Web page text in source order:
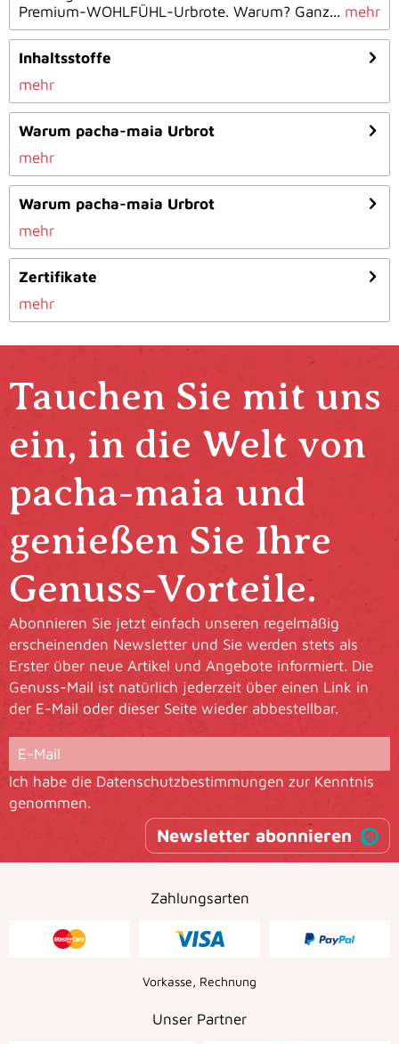
Premium-WOHLFÜHL-Urbrote. Warum? Ganz... mehr
Inhaltsstoffe
mehr
Warum pacha-maia Urbrot
mehr
Warum pacha-maia Urbrot
mehr
Zertifikate
mehr
Tauchen Sie mit uns
ein, in die Welt von
pacha-maia und
genießen Sie Ihre
Genuss-Vorteile.
Abonnieren Sie jetzt einfach unseren regelmäßig
erscheinenden Newsletter und Sie werden stets als
Erster über neue Artikel und Angebote informiert. Die
Genuss-Mail ist natürlich jederzeit über einen Link in
der E-Mail oder dieser Seite wieder abbestellbar.
Ich habe die Datenschutzbestimmungen zur Kenntnis
genommen.
Newsletter abonnieren
Zahlungsarten
Vorkasse, Rechnung
Unser Partner